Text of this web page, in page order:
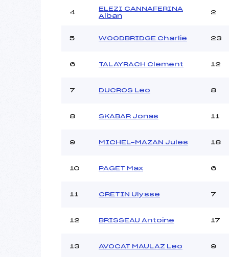
Ouvreurs A :
Ouvreurs B :
Ouvreurs D :
Météo :
4
ELEZI CANNAFERINA
Alban
2
5 WOODBRIDGE Charlie 23
6 TALAYRACH Clement 12
7 DUCROS Leo 8
8 SKABAR Jonas 11
9 MICHEL-MAZAN Jules 18
10 PAGET Max 6
11 CRETIN Ulysse 7
12 BRISSEAU Antoine 17
13 AVOCAT MAULAZ Leo 9